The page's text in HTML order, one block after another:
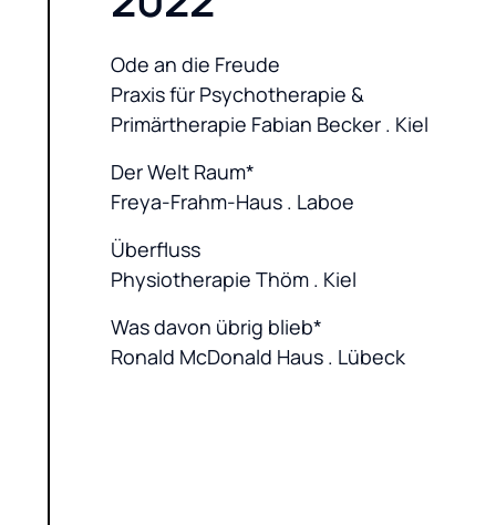
Ode an die Freude
Praxis für Psychotherapie &
Primärtherapie Fabian Becker . Kiel
Der Welt Raum*
Freya-Frahm-Haus . Laboe
Überfluss
Physiotherapie Thöm . Kiel
Was davon übrig blieb*
Ronald McDonald Haus . Lübeck